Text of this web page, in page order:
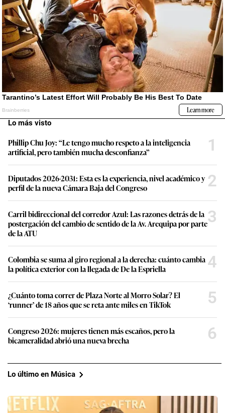
Lo más visto
Phillip Chu Joy: “Le tengo mucho respeto a la inteligencia
artificial, pero también mucha desconfianza”
1
Diputados 2026-2031: Esta es la experiencia, nivel académico y
perfil de la nueva Cámara Baja del Congreso
2
Carril bidireccional del corredor Azul: Las razones detrás de la
postergación del cambio de sentido de la Av. Arequipa por parte
de la ATU
3
Colombia se suma al giro regional a la derecha: cuánto cambia
la política exterior con la llegada de De la Espriella
4
¿Cuánto toma correr de Plaza Norte al Morro Solar? El
‘runner’ de 18 años que se reta ante miles en TikTok
5
Congreso 2026: mujeres tienen más escaños, pero la
bicameralidad abrió una nueva brecha
6
Lo último en Música